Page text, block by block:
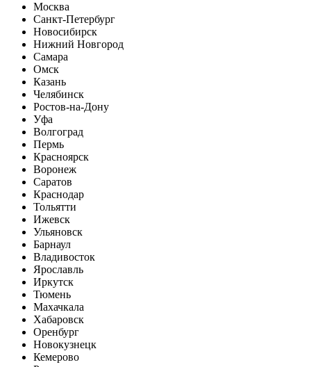
Москва
Санкт-Петербург
Новосибирск
Нижний Новгород
Самара
Омск
Казань
Челябинск
Ростов-на-Дону
Уфа
Волгоград
Пермь
Красноярск
Воронеж
Саратов
Краснодар
Тольятти
Ижевск
Ульяновск
Барнаул
Владивосток
Ярославль
Иркутск
Тюмень
Махачкала
Хабаровск
Оренбург
Новокузнецк
Кемерово